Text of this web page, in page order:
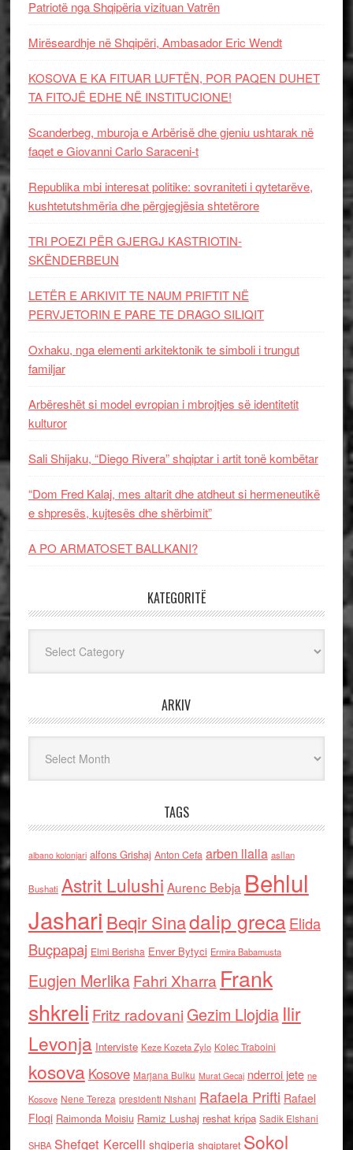
Patriotë nga Shqipëria vizituan Vatrën
Mirëseardhje në Shqipëri, Ambasador Eric Wendt
KOSOVA E KA FITUAR LUFTËN, POR PAQEN DUHET
TA FITOJË EDHE NË INSTITUCIONE!
Scanderbeg, mburoja e Arbërisë dhe gjeniu ushtarak në
faqet e Giovanni Carlo Saraceni-t
Republika mbi interesat politike: sovraniteti i qytetarëve,
kushtetutshmëria dhe përgjegjësia shtetërore
TRI POEZI PËR GJERGJ KASTRIOTIN-
SKËNDERBEUN
LETËR E ARKIVIT TE NAUM PRIFTIT NË
PERVJETORIN E PARE TE DRAGO SILIQIT
Oxhaku, nga elementi arkitektonik te simboli i trungut
familjar
Arbëreshët si model evropian i mbrojtjes së identitetit
kulturor
Sali Shijaku, “Diego Rivera” shqiptar i artit tonë kombëtar
“Dom Fred Kalaj, mes altarit dhe atdheut si hermeneutikë
e shpresës, kujtesës dhe shërbimit”
A PO ARMATOSET BALLKANI?
KATEGORITË
ARKIV
TAGS
albano kolonjari alfons Grishaj Anton Cefa arben llalla asllan
Bushati Astrit Lulushi Aurenc Bebja Behlul
Jashari Beqir Sinadalip grecaElida
Buçpapaj Elmi Berisha Enver Bytyci Ermira Babamusta
Eugjen MerlikaFahri Xharra Frank
shkreli Fritz radovaniGezim Llojdia Ilir
Levonja Interviste Keze Kozeta Zylo Kolec Traboini
kosova Kosove Marjana Bulku Murat Gecaj nderroi jete ne
Kosove Nene Tereza presidenti Nishani Rafaela Prifti Rafael
Floqi Raimonda Moisiu Ramiz Lushaj reshat kripa Sadik Elshani
SHBA Shefqet Kercelli shqiperia shqiptaret Sokol